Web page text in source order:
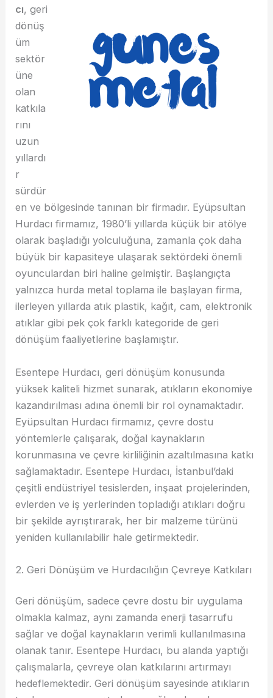
cı, geri
dönüş
üm
sektör
üne
olan
katkıla
rını
uzun
yıllardı
r
sürdür
en ve bölgesinde tanınan bir firmadır. Eyüpsultan
Hurdacı firmamız, 1980’li yıllarda küçük bir atölye
olarak başladığı yolculuğuna, zamanla çok daha
büyük bir kapasiteye ulaşarak sektördeki önemli
oyunculardan biri haline gelmiştir. Başlangıçta
yalnızca hurda metal toplama ile başlayan firma,
ilerleyen yıllarda atık plastik, kağıt, cam, elektronik
atıklar gibi pek çok farklı kategoride de geri
dönüşüm faaliyetlerine başlamıştır.
Esentepe Hurdacı, geri dönüşüm konusunda
yüksek kaliteli hizmet sunarak, atıkların ekonomiye
kazandırılması adına önemli bir rol oynamaktadır.
Eyüpsultan Hurdacı firmamız, çevre dostu
yöntemlerle çalışarak, doğal kaynakların
korunmasına ve çevre kirliliğinin azaltılmasına katkı
sağlamaktadır. Esentepe Hurdacı, İstanbul’daki
çeşitli endüstriyel tesislerden, inşaat projelerinden,
evlerden ve iş yerlerinden topladığı atıkları doğru
bir şekilde ayrıştırarak, her bir malzeme türünü
yeniden kullanılabilir hale getirmektedir.
2. Geri Dönüşüm ve Hurdacılığın Çevreye Katkıları
Geri dönüşüm, sadece çevre dostu bir uygulama
olmakla kalmaz, aynı zamanda enerji tasarrufu
sağlar ve doğal kaynakların verimli kullanılmasına
olanak tanır. Esentepe Hurdacı, bu alanda yaptığı
çalışmalarla, çevreye olan katkılarını artırmayı
hedeflemektedir. Geri dönüşüm sayesinde atıkların